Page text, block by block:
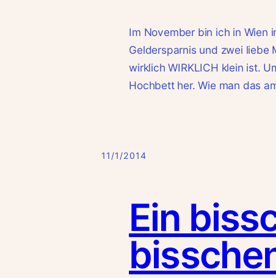
Im November bin ich in Wien
Geldersparnis und zwei liebe
wirklich WIRKLICH klein ist.
Hochbett her. Wie man das
11/1/2014
Ein